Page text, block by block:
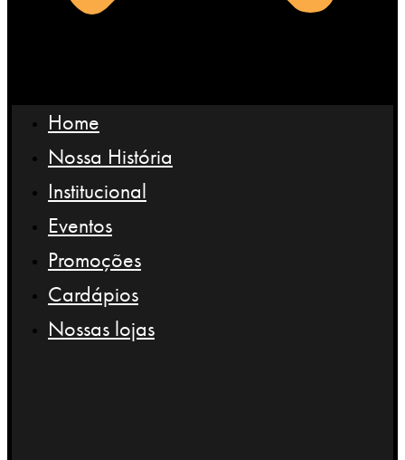
Home
Nossa História
Institucional
Eventos
Promoções
Cardápios
Nossas lojas